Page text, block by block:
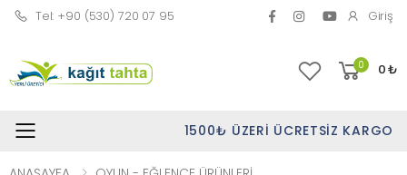
Tel: +90 (530) 720 07 95 Giriş
0 0₺
Toggle mobile menu1500₺ ÜZERI ÜCRETSIZ KARGO